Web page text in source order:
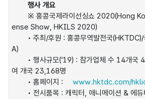
행사 개요
ense Show, HKILS 2020)
A)
여 개국 23,168명
	• 홈페이지 :
www.hktdc.com/